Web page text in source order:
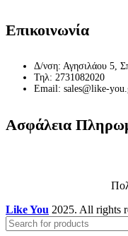
Επικοινωνία
Δ/νση: Αγησιλάου 5,
Τηλ: 2731082020
Email: sales@like-
Ασφάλεια
Like You 2025. All rights